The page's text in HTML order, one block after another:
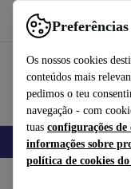
Os nossos cookies
conteúdos mais
pedimos o teu
navegação - com
tuas configurações de
informações sobre
política de cookies
Use o refurbed de
Telemóveis